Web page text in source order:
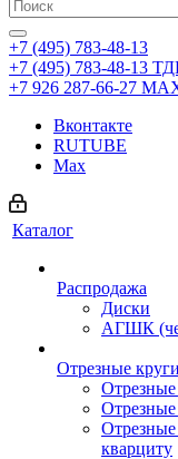
+7 (495) 783-48-13
+7 (495) 783-48-13
+7 926 287-66-27
Вконтакте
RUTUBE
Max
Каталог
Распродажа
Диски
АГШК
Отрезные
кварциту